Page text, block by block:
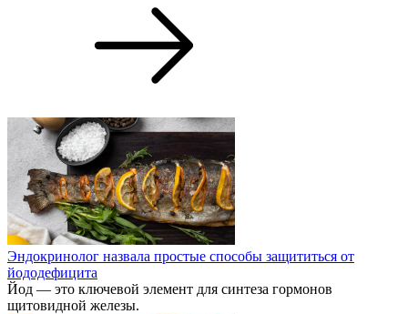
Эндокринолог назвала простые способы защититься от
йододефицита
Йод — это ключевой элемент для синтеза гормонов
щитовидной железы.